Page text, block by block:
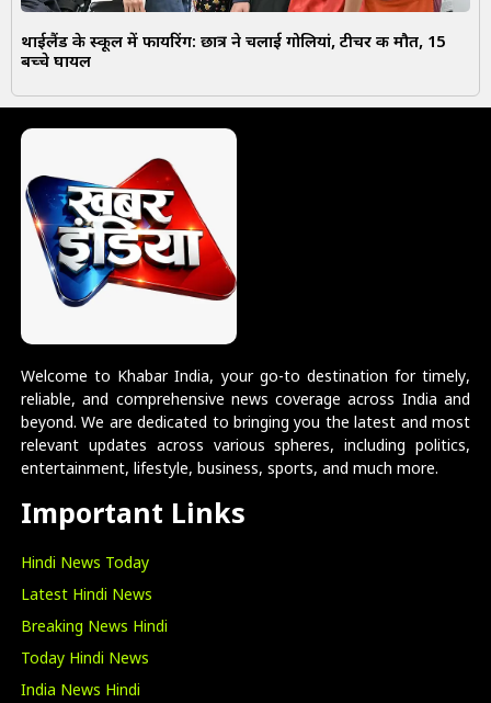
थाईलैंड के स्कूल में फायरिंग: छात्र ने चलाई गोलियां, टीचर की मौत, 15
बच्चे घायल
Welcome to Khabar India, your go-to destination for timely,
reliable, and comprehensive news coverage across India and
beyond. We are dedicated to bringing you the latest and most
relevant updates across various spheres, including politics,
entertainment, lifestyle, business, sports, and much more.
Important Links
Hindi News Today
Latest Hindi News
Breaking News Hindi
Today Hindi News
India News Hindi